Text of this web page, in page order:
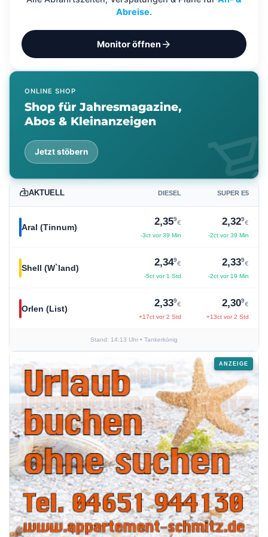
Abreise.
Monitor öffnen arrow_forward
ONLINE SHOP
Shop für Jahresmagazine,
Abos & Kleinanzeigen
Jetzt stöbern
AKTUELL DIESEL SUPER E5
Aral (Tinnum) 2,359
€
-3ct vor 39 Min
2,329
€
-2ct vor 39 Min
Shell (W`land) 2,349
€
-5ct vor 1 Std
2,339
€
-2ct vor 19 Min
Orlen (List) 2,339
€
+17ct vor 2 Std
2,309
€
+13ct vor 2 Std
Stand: 14:13 Uhr • Tankerkönig